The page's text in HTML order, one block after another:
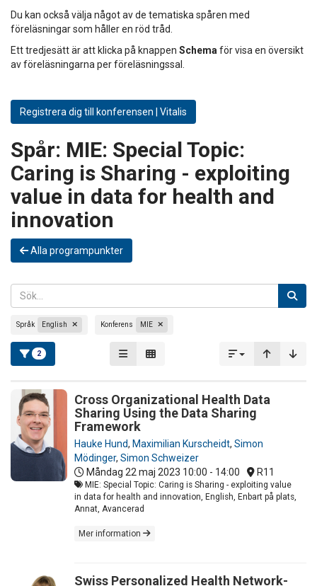
Du kan också välja något av de tematiska spåren med
föreläsningar som håller en röd tråd.
Ett tredjesätt är att klicka på knappen Schema för visa en översikt
av föreläsningarna per föreläsningssal.
Registrera dig till konferensen | Vitalis
Spår: MIE: Special Topic:
Caring is Sharing - exploiting
value in data for health and
innovation
Alla programpunkter
Språk English Konferens MIE
2
Cross Organizational Health Data
Sharing Using the Data Sharing
Framework
Hauke Hund, Maximilian Kurscheidt, Simon
Mödinger, Simon Schweizer
Måndag 22 maj 2023 10:00 - 14:00 R11
MIE: Special Topic: Caring is Sharing - exploiting value
in data for health and innovation, English, Enbart på plats,
Annat, Avancerad
Mer information
Swiss Personalized Health Network-